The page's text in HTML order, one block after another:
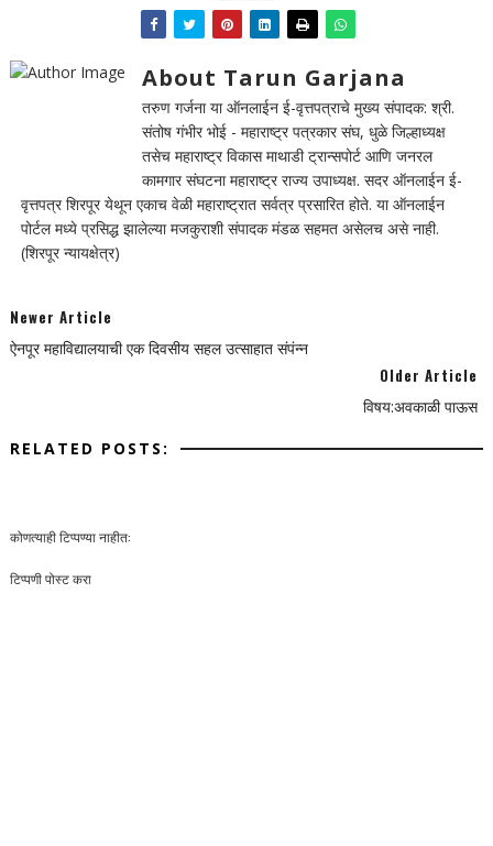
About Tarun Garjana
तरुण गर्जना या ऑनलाईन ई-वृत्तपत्राचे मुख्य संपादक: श्री.
संतोष गंभीर भोई - महाराष्ट्र पत्रकार संघ, धुळे जिल्हाध्यक्ष
तसेच महाराष्ट्र विकास माथाडी ट्रान्सपोर्ट आणि जनरल
कामगार संघटना महाराष्ट्र राज्य उपाध्यक्ष. सदर ऑनलाईन ई-
वृत्तपत्र शिरपूर येथून एकाच वेळी महाराष्ट्रात सर्वत्र प्रसारित होते. या ऑनलाईन
पोर्टल मध्ये प्रसिद्ध झालेल्या मजकुराशी संपादक मंडळ सहमत असेलच असे नाही.
(शिरपूर न्यायक्षेत्र)
Newer Article
ऐनपूर महाविद्यालयाची एक दिवसीय सहल उत्साहात संपंन्न
Older Article
विषय:अवकाळी पाऊस
RELATED POSTS:
कोणत्याही टिप्पण्‍या नाहीत:
टिप्पणी पोस्ट करा